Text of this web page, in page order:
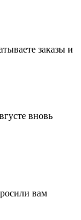
заказы и
вновь
вам